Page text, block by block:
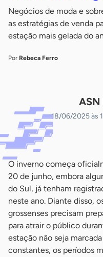
Negócios de moda e
as estratégias de venda
estação mais gelada do
Por Rebeca Ferro
ASN
18/06/2025 às
O inverno começa
20 de junho, embora
do Sul, já tenham
neste ano. Diante disso,
grossenses precisam
para atrair o público
estação não seja
constantes, os períodos